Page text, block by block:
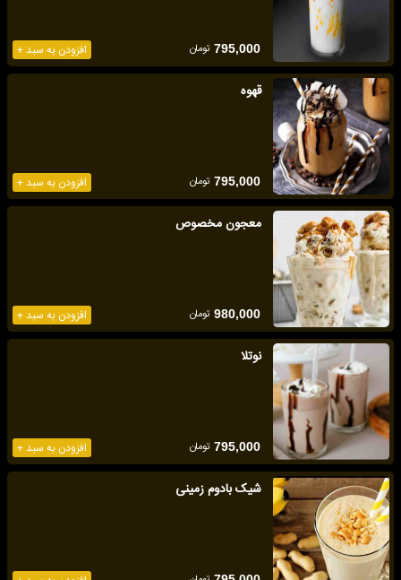
افزودن به سبد + 795,000 تومان
قهوه
افزودن به سبد + 795,000 تومان
معجون مخصوص
افزودن به سبد + 980,000 تومان
نوتلا
افزودن به سبد + 795,000 تومان
شیک بادوم زمینی